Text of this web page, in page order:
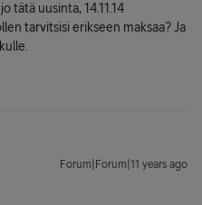
tätä uusinta, 14.11.14
tarvitsisi erikseen maksaa? Ja
Forum|Forum|11 years ago